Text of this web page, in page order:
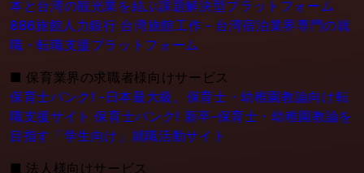
本と台湾の観光業を結ぶ課題解決型プラットフォーム
886旅館人力銀行 台湾旅館工作 - 台湾宿泊業界専門の就
職・転職支援プラットフォーム
■ 保育業界の求職者様向けサービス
保育士バンク! -日本最大級。保育士・幼稚園教論向け転
職支援サイト 保育士バンク! 新卒-保育士・幼稚園教論を
目指す「学生向け」就職活動サイト
■ 法人様向けサービス